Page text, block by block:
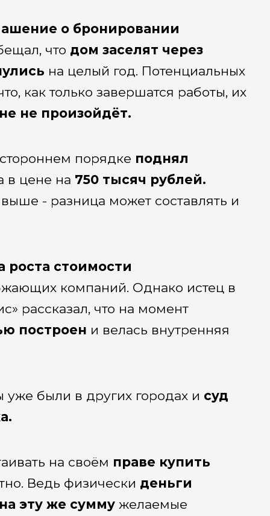
о бронировании
что дом заселят через
на целый год. Потенциальных
как только завершатся работы, их
не произойдёт.
порядке поднял
в цене на 750 тысяч рублей.
- разница может составлять и
роста стоимости
компаний. Однако истец в
рассказал, что на момент
построен и велась внутренняя
были в других городах и суд
на своём праве купить
Ведь физически деньги
эту же сумму желаемые